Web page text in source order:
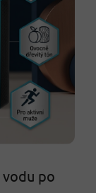
vodu po